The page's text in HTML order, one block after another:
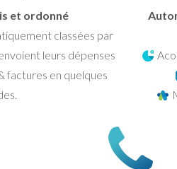
et ordonné
classées par
leurs dépenses
factures en quelques